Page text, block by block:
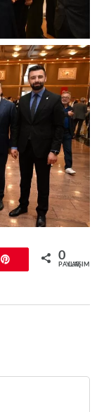
0
PAYLAŞIMLAR